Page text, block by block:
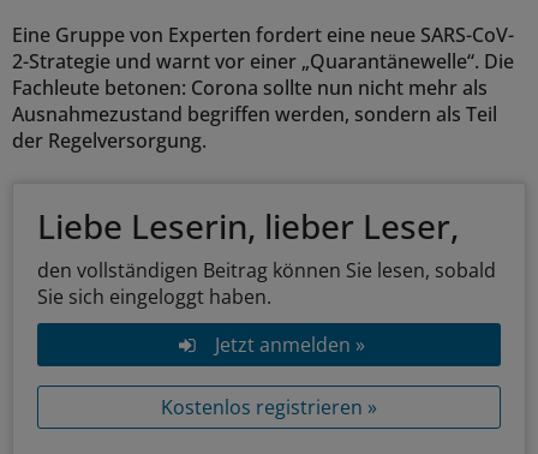
Eine Gruppe von Experten fordert eine neue SARS-CoV-
2-Strategie und warnt vor einer „Quarantänewelle“. Die
Fachleute betonen: Corona sollte nun nicht mehr als
Ausnahmezustand begriffen werden, sondern als Teil
der Regelversorgung.
Liebe Leserin, lieber Leser,
den vollständigen Beitrag können Sie lesen, sobald
Sie sich eingeloggt haben.
Jetzt anmelden »
Kostenlos registrieren »